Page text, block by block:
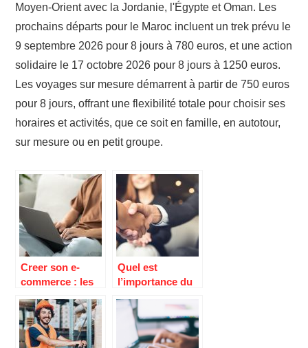
Moyen-Orient avec la Jordanie, l'Égypte et Oman. Les
prochains départs pour le Maroc incluent un trek prévu le
9 septembre 2026 pour 8 jours à 780 euros, et une action
solidaire le 17 octobre 2026 pour 8 jours à 1250 euros.
Les voyages sur mesure démarrent à partir de 750 euros
pour 8 jours, offrant une flexibilité totale pour choisir ses
horaires et activités, que ce soit en famille, en autotour,
sur mesure ou en petit groupe.
Creer son e-
commerce : les
Quel est
l’importance du
en entreprise ?